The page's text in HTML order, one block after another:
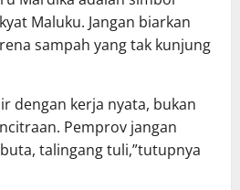
Maluku. Jangan biarkan
sampah yang tak kunjung
dengan kerja nyata, bukan
Pemprov jangan
talingang tuli,”tutupnya